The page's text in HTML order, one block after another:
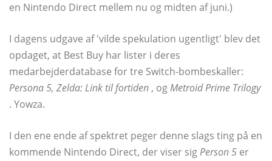
en Nintendo Direct mellem nu og midten af ​​juni.)
I dagens udgave af 'vilde spekulation ugentligt' blev det
opdaget, at Best Buy har lister i deres
medarbejderdatabase for tre Switch-bombeskaller:
Persona 5, Zelda: Link til fortiden , ogMetroid Prime Trilogy
. Yowza.
I den ene ende af spektret peger denne slags ting på en
kommende Nintendo Direct, der viser sigPerson 5 er